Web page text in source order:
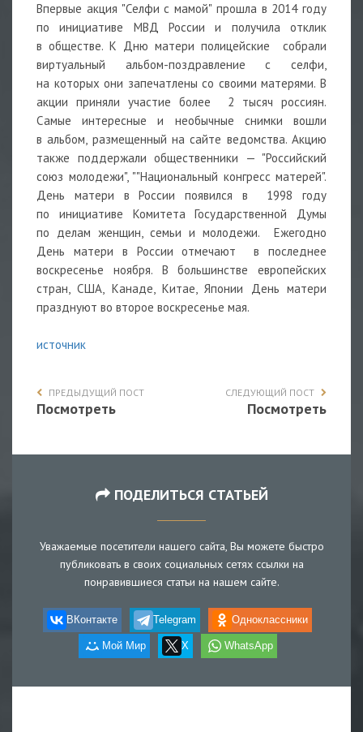
Впервые акция "Селфи с мамой" прошла в 2014 году
по инициативе МВД России и получила отклик
в обществе. К Дню матери полицейские собрали
виртуальный альбом-поздравление с селфи,
на которых они запечатлены со своими матерями. В
акции приняли участие более 2 тысяч россиян.
Самые интересные и необычные снимки вошли
в альбом, размещенный на сайте ведомства. Акцию
также поддержали общественники — "Российский
союз молодежи", ""Национальный конгресс матерей".
День матери в России появился в 1998 году
по инициативе Комитета Государственной Думы
по делам женщин, семьи и молодежи. Ежегодно
День матери в России отмечают в последнее
воскресенье ноября. В большинстве европейских
стран, США, Канаде, Китае, Японии День матери
празднуют во второе воскресенье мая.
источник
ПРЕДЫДУЩИЙ ПОСТ
Посмотреть
СЛЕДУЮЩИЙ ПОСТ
Посмотреть
ПОДЕЛИТЬСЯ СТАТЬЕЙ
Уважаемые посетители нашего сайта, Вы можете быстро
публиковать в своих социальных сетях ссылки на
понравившиеся статьи на нашем сайте.
ВКонтакте Telegram Одноклассники
Мой Мир X WhatsApp